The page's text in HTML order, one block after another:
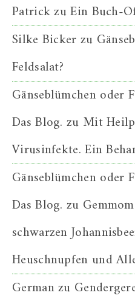
PatrickzuEin Buch-
Silke Bickerzu
Feldsalat?
Gänseblümchen oder
Das Blog. zu Mit
Virusinfekte. Ein
Gänseblümchen oder
Das Blog. zu
schwarzen
Heuschnupfen und
Germanzu